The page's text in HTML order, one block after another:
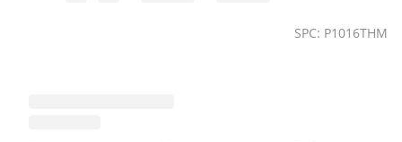
SPC: P1016THM